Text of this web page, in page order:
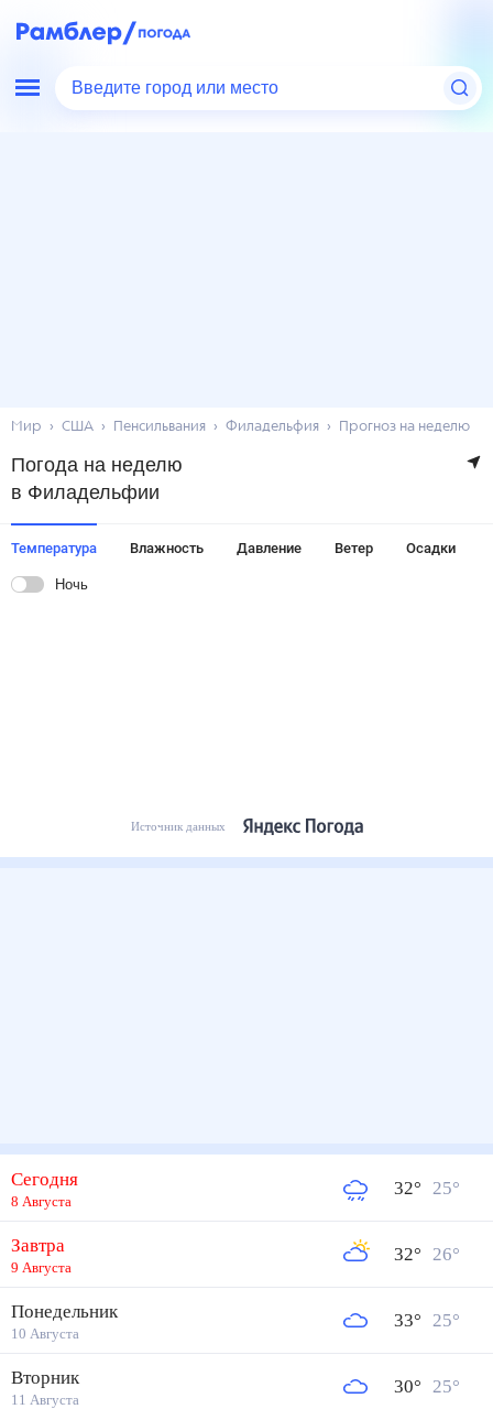
Введите город или место
Мир США Пенсильвания Филадельфия Прогноз на неделю
Погода на неделю
в Филадельфии
Температура Влажность Давление Ветер Осадки
Ночь
Источник данных
Сегодня
8 Августа
32° 25°
Завтра
9 Августа
32° 26°
Понедельник
10 Августа
33° 25°
Вторник
11 Августа
30° 25°